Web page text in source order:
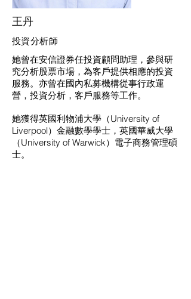
​王丹
投資分析師
她曾在安信證券任投資顧問助理，參與研
究分析股票市場，為客戶提供相應的投資
服務。亦曾在國內私募機構從事行政運
營，投資分析，客戶服務等工作。
她獲得英國利物浦大學（University of
Liverpool）金融數學學士，英國華威大學
（University of Warwick）電子商務管理碩
士。